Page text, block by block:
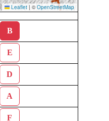
Leaflet | ©OpenStreetMap
B
E
D
A
F